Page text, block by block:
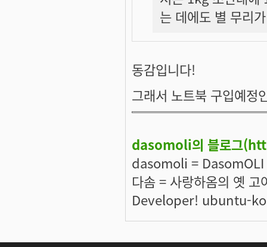
는 데에도 별 무리
동감입니다!
그래서 노트북 구입예정
dasomoli의 블로그(
dasomoli = DasomOLI
다솜 = 사랑하옴의 옛 고
Developer! ubuntu-